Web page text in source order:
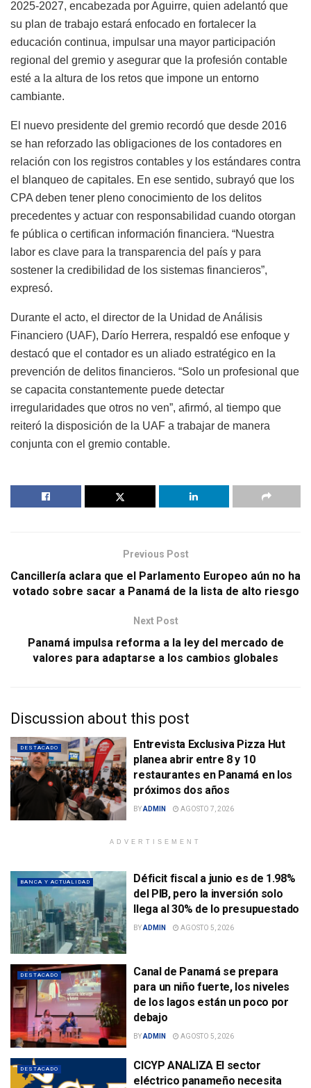
2025-2027, encabezada por Aguirre, quien adelantó que
su plan de trabajo estará enfocado en fortalecer la
educación continua, impulsar una mayor participación
regional del gremio y asegurar que la profesión contable
esté a la altura de los retos que impone un entorno
cambiante.
El nuevo presidente del gremio recordó que desde 2016
se han reforzado las obligaciones de los contadores en
relación con los registros contables y los estándares contra
el blanqueo de capitales. En ese sentido, subrayó que los
CPA deben tener pleno conocimiento de los delitos
precedentes y actuar con responsabilidad cuando otorgan
fe pública o certifican información financiera. “Nuestra
labor es clave para la transparencia del país y para
sostener la credibilidad de los sistemas financieros”,
expresó.
Durante el acto, el director de la Unidad de Análisis
Financiero (UAF), Darío Herrera, respaldó ese enfoque y
destacó que el contador es un aliado estratégico en la
prevención de delitos financieros. “Solo un profesional que
se capacita constantemente puede detectar
irregularidades que otros no ven”, afirmó, al tiempo que
reiteró la disposición de la UAF a trabajar de manera
conjunta con el gremio contable.
Previous Post
Cancillería aclara que el Parlamento Europeo aún no ha
votado sobre sacar a Panamá de la lista de alto riesgo
Next Post
Panamá impulsa reforma a la ley del mercado de
valores para adaptarse a los cambios globales
Discussion about this post
DESTACADO
Entrevista Exclusiva Pizza Hut
planea abrir entre 8 y 10
restaurantes en Panamá en los
próximos dos años
BYADMIN AGOSTO 7, 2026
ADVERTISEMENT
BANCA Y ACTUALIDAD
Déficit fiscal a junio es de 1.98%
del PIB, pero la inversión solo
llega al 30% de lo presupuestado
BYADMIN AGOSTO 5, 2026
DESTACADO
Canal de Panamá se prepara
para un niño fuerte, los niveles
de los lagos están un poco por
debajo
BYADMIN AGOSTO 5, 2026
DESTACADO
CICYP ANALIZA El sector
eléctrico panameño necesita